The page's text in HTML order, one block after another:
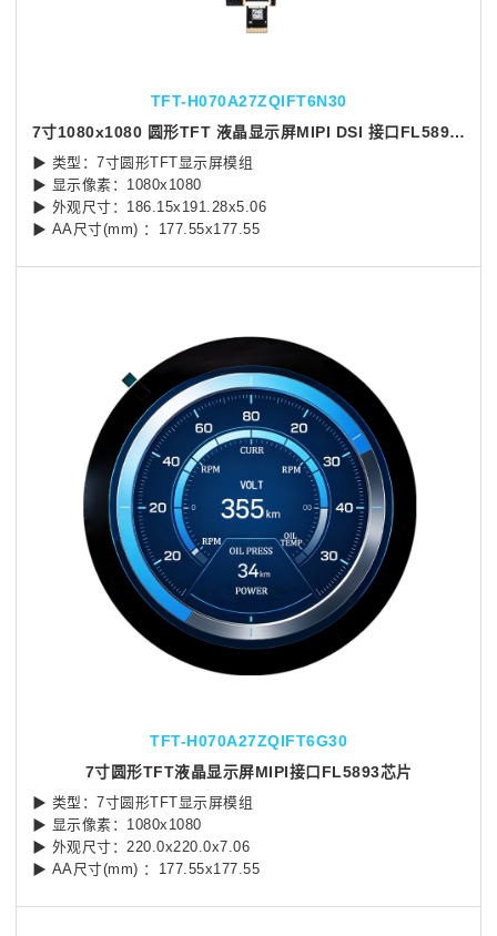
TFT-H070A27ZQIFT6N30
7寸1080x1080 圆形TFT 液晶显示屏MIPI DSI 接口FL5893控制芯片
▶ 类型：7寸圆形TFT显示屏模组
▶ 显示像素：1080x1080
▶ 外观尺寸：186.15x191.28x5.06
▶ AA尺寸(mm) ：177.55x177.55
TFT-H070A27ZQIFT6G30
7寸圆形TFT液晶显示屏MIPI接口FL5893芯片
▶ 类型：7寸圆形TFT显示屏模组
▶ 显示像素：1080x1080
▶ 外观尺寸：220.0x220.0x7.06
▶ AA尺寸(mm) ：177.55x177.55